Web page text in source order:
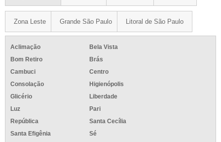
Zona Leste Grande São Paulo Litoral de São Paulo
Aclimação
Bela Vista
Bom Retiro
Brás
Cambuci
Centro
Consolação
Higienópolis
Glicério
Liberdade
Luz
Pari
República
Santa Cecília
Santa Efigênia
Sé